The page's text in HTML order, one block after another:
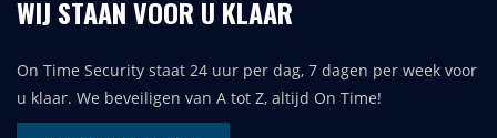
WIJ STAAN VOOR U KLAAR
On Time Security staat 24 uur per dag, 7 dagen per week voor
u klaar. We beveiligen van A tot Z, altijd On Time!